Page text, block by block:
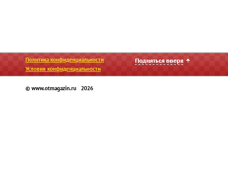
Политика конфиденциальности
Условия конфиденциальности
© www.otmagazin.ru 2026